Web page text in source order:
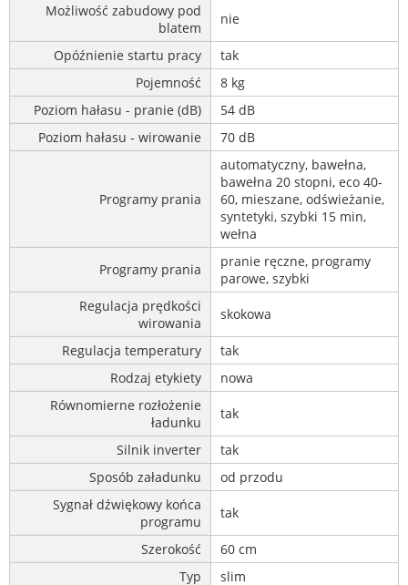
Możliwość zabudowy pod
blatem
nie
Opóźnienie startu pracy
tak
Pojemność
8 kg
Poziom hałasu - pranie (dB)
54 dB
Poziom hałasu - wirowanie
70 dB
Programy prania
automatyczny, bawełna,
bawełna 20 stopni, eco 40-
60, mieszane, odświeżanie,
syntetyki, szybki 15 min,
wełna
Programy prania
pranie ręczne, programy
parowe, szybki
Regulacja prędkości
wirowania
skokowa
Regulacja temperatury
tak
Rodzaj etykiety
nowa
Równomierne rozłożenie
ładunku
tak
Silnik inverter
tak
Sposób załadunku
od przodu
Sygnał dźwiękowy końca
programu
tak
Szerokość
60 cm
Typ
slim